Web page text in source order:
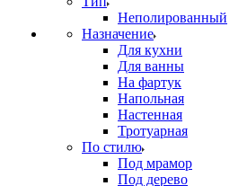
Неполированный
Назначение
Для кухни
Для ванны
На фартук
Напольная
Настенная
Тротуарная
По стилю
Под мрамор
Под дерево